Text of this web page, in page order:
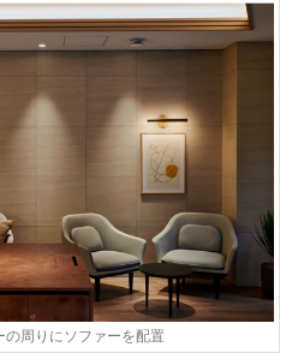
の周りにソファーを配置